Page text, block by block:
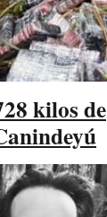
kilos de